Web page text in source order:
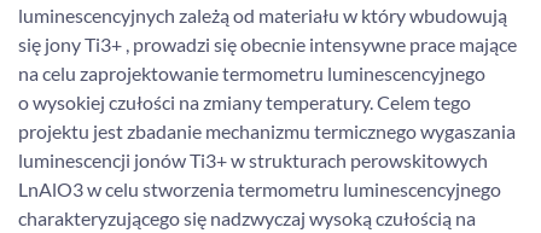
luminescencyjnych zależą od materiału w który wbudowują
się jony Ti3+ , prowadzi się obecnie intensywne prace mające
na celu zaprojektowanie termometru luminescencyjnego
o wysokiej czułości na zmiany temperatury. Celem tego
projektu jest zbadanie mechanizmu termicznego wygaszania
luminescencji jonów Ti3+ w strukturach perowskitowych
LnAlO3 w celu stworzenia termometru luminescencyjnego
charakteryzującego się nadzwyczaj wysoką czułością na